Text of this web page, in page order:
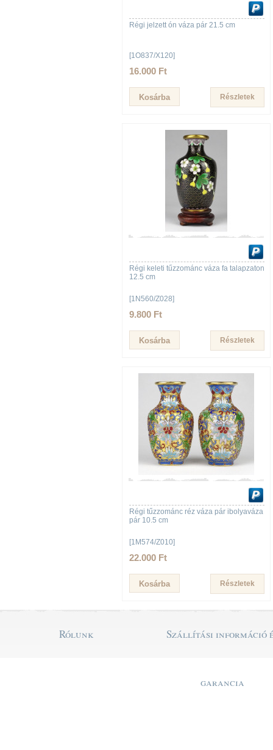
Régi jelzett ón váza pár 21.5 cm
[1O837/X120]
16.000 Ft
Részletek
Régi keleti tűzzománc váza fa talapzaton
12.5 cm
[1N560/Z028]
9.800 Ft
Részletek
Régi tűzzománc réz váza pár ibolyaváza
pár 10.5 cm
[1M574/Z010]
22.000 Ft
Részletek
Rólunk Szállítási információ
garancia